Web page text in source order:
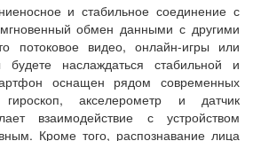
и стабильное соединение с
обмен данными с другими
потоковое видео, онлайн-игры или
наслаждаться стабильной и
оснащен рядом современных
акселерометр и датчик
взаимодействие с устройством
Кроме того, распознавание лица